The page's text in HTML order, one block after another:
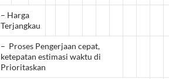
– Harga
Terjangkau
– Proses Pengerjaan cepat,
ketepatan estimasi waktu di
Prioritaskan